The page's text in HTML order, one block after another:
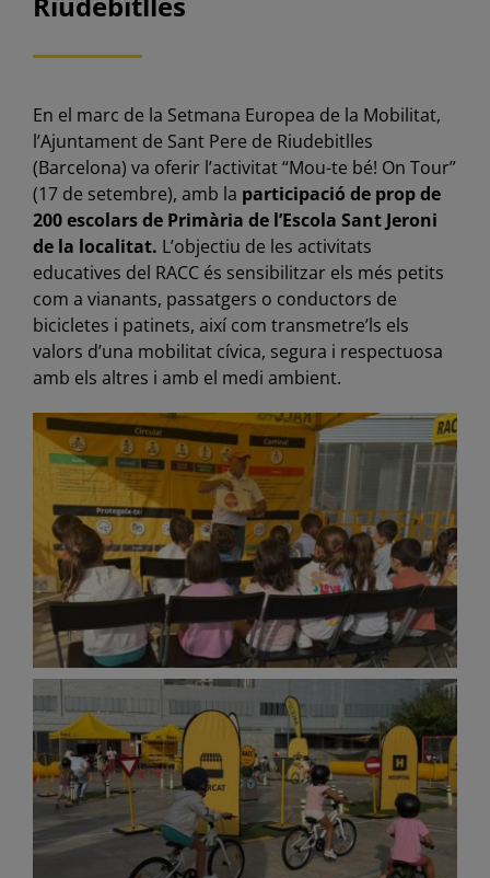
En el marc de la Setmana Europea de la Mobilitat,
l’Ajuntament de Sant Pere de Riudebitlles
(Barcelona) va oferir l’activitat “Mou-te bé! On Tour”
(17 de setembre), amb la participació de prop de
200 escolars de Primària de l’Escola Sant Jeroni
de la localitat. L’objectiu de les activitats
educatives del RACC és sensibilitzar els més petits
com a vianants, passatgers o conductors de
bicicletes i patinets, així com transmetre’ls els
valors d’una mobilitat cívica, segura i respectuosa
amb els altres i amb el medi ambient.